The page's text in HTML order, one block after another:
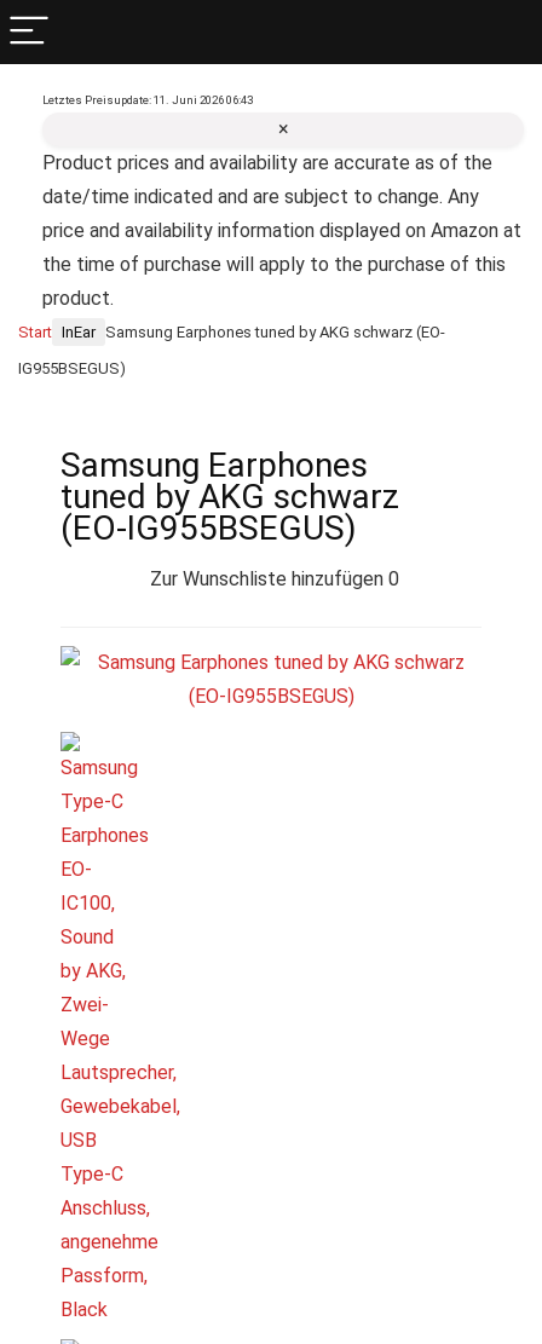
Letztes Preisupdate: 11. Juni 2026 06:43
×
Product prices and availability are accurate as of the
date/time indicated and are subject to change. Any
price and availability information displayed on Amazon at
the time of purchase will apply to the purchase of this
product.
Start InEar Samsung Earphones tuned by AKG schwarz (EO-
IG955BSEGUS)
Samsung Earphones
tuned by AKG schwarz
(EO-IG955BSEGUS)
Zur Wunschliste hinzufügen 0